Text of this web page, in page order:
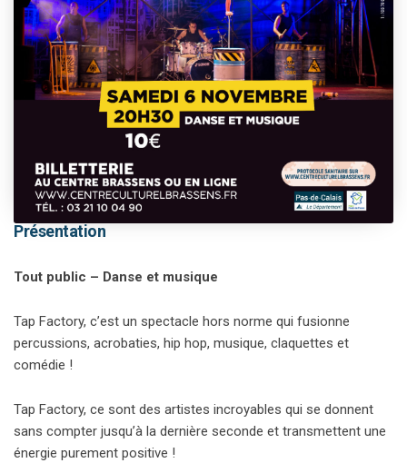
This event has passed.
Présentation
Tout public – Danse et musique
Tap Factory, c’est un spectacle hors norme qui fusionne
percussions, acrobaties, hip hop, musique, claquettes et
comédie !
Tap Factory, ce sont des artistes incroyables qui se donnent
sans compter jusqu’à la dernière seconde et transmettent une
énergie purement positive !